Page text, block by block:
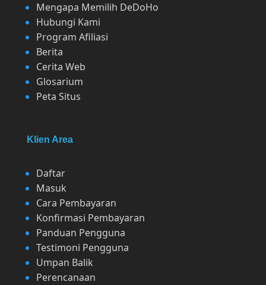
Mengapa Memilih DeDoHo
Hubungi Kami
Program Afiliasi
Berita
Cerita Web
Glosarium
Peta Situs
Klien Area
Daftar
Masuk
Cara Pembayaran
Konfirmasi Pembayaran
Panduan Pengguna
Testimoni Pengguna
Umpan Balik
Perencanaan